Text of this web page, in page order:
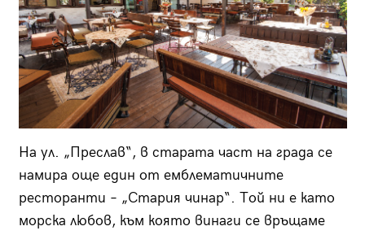
На ул. „Преслав“, в старата част на града се
намира още един от емблематичните
ресторанти – „Стария чинар“. Той ни е като
морска любов, към която винаги се връщаме